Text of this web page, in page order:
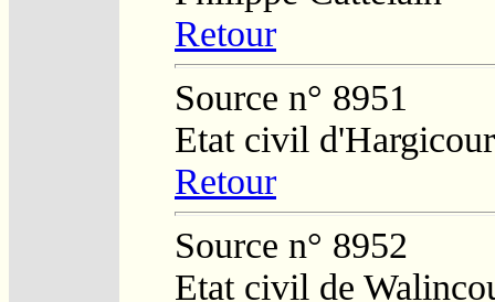
Retour
Source n° 8951
Etat civil
Retour
Source n° 8952
Etat civil de